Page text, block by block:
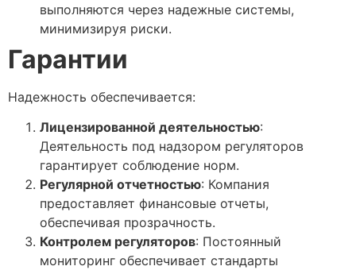
выполняются через надежные системы,
минимизируя риски.
Гарантии
Надежность обеспечивается:
Лицензированной деятельностью:
Деятельность под надзором регуляторов
гарантирует соблюдение норм.
Регулярной отчетностью: Компания
предоставляет финансовые отчеты,
обеспечивая прозрачность.
Контролем регуляторов: Постоянный
мониторинг обеспечивает стандарты